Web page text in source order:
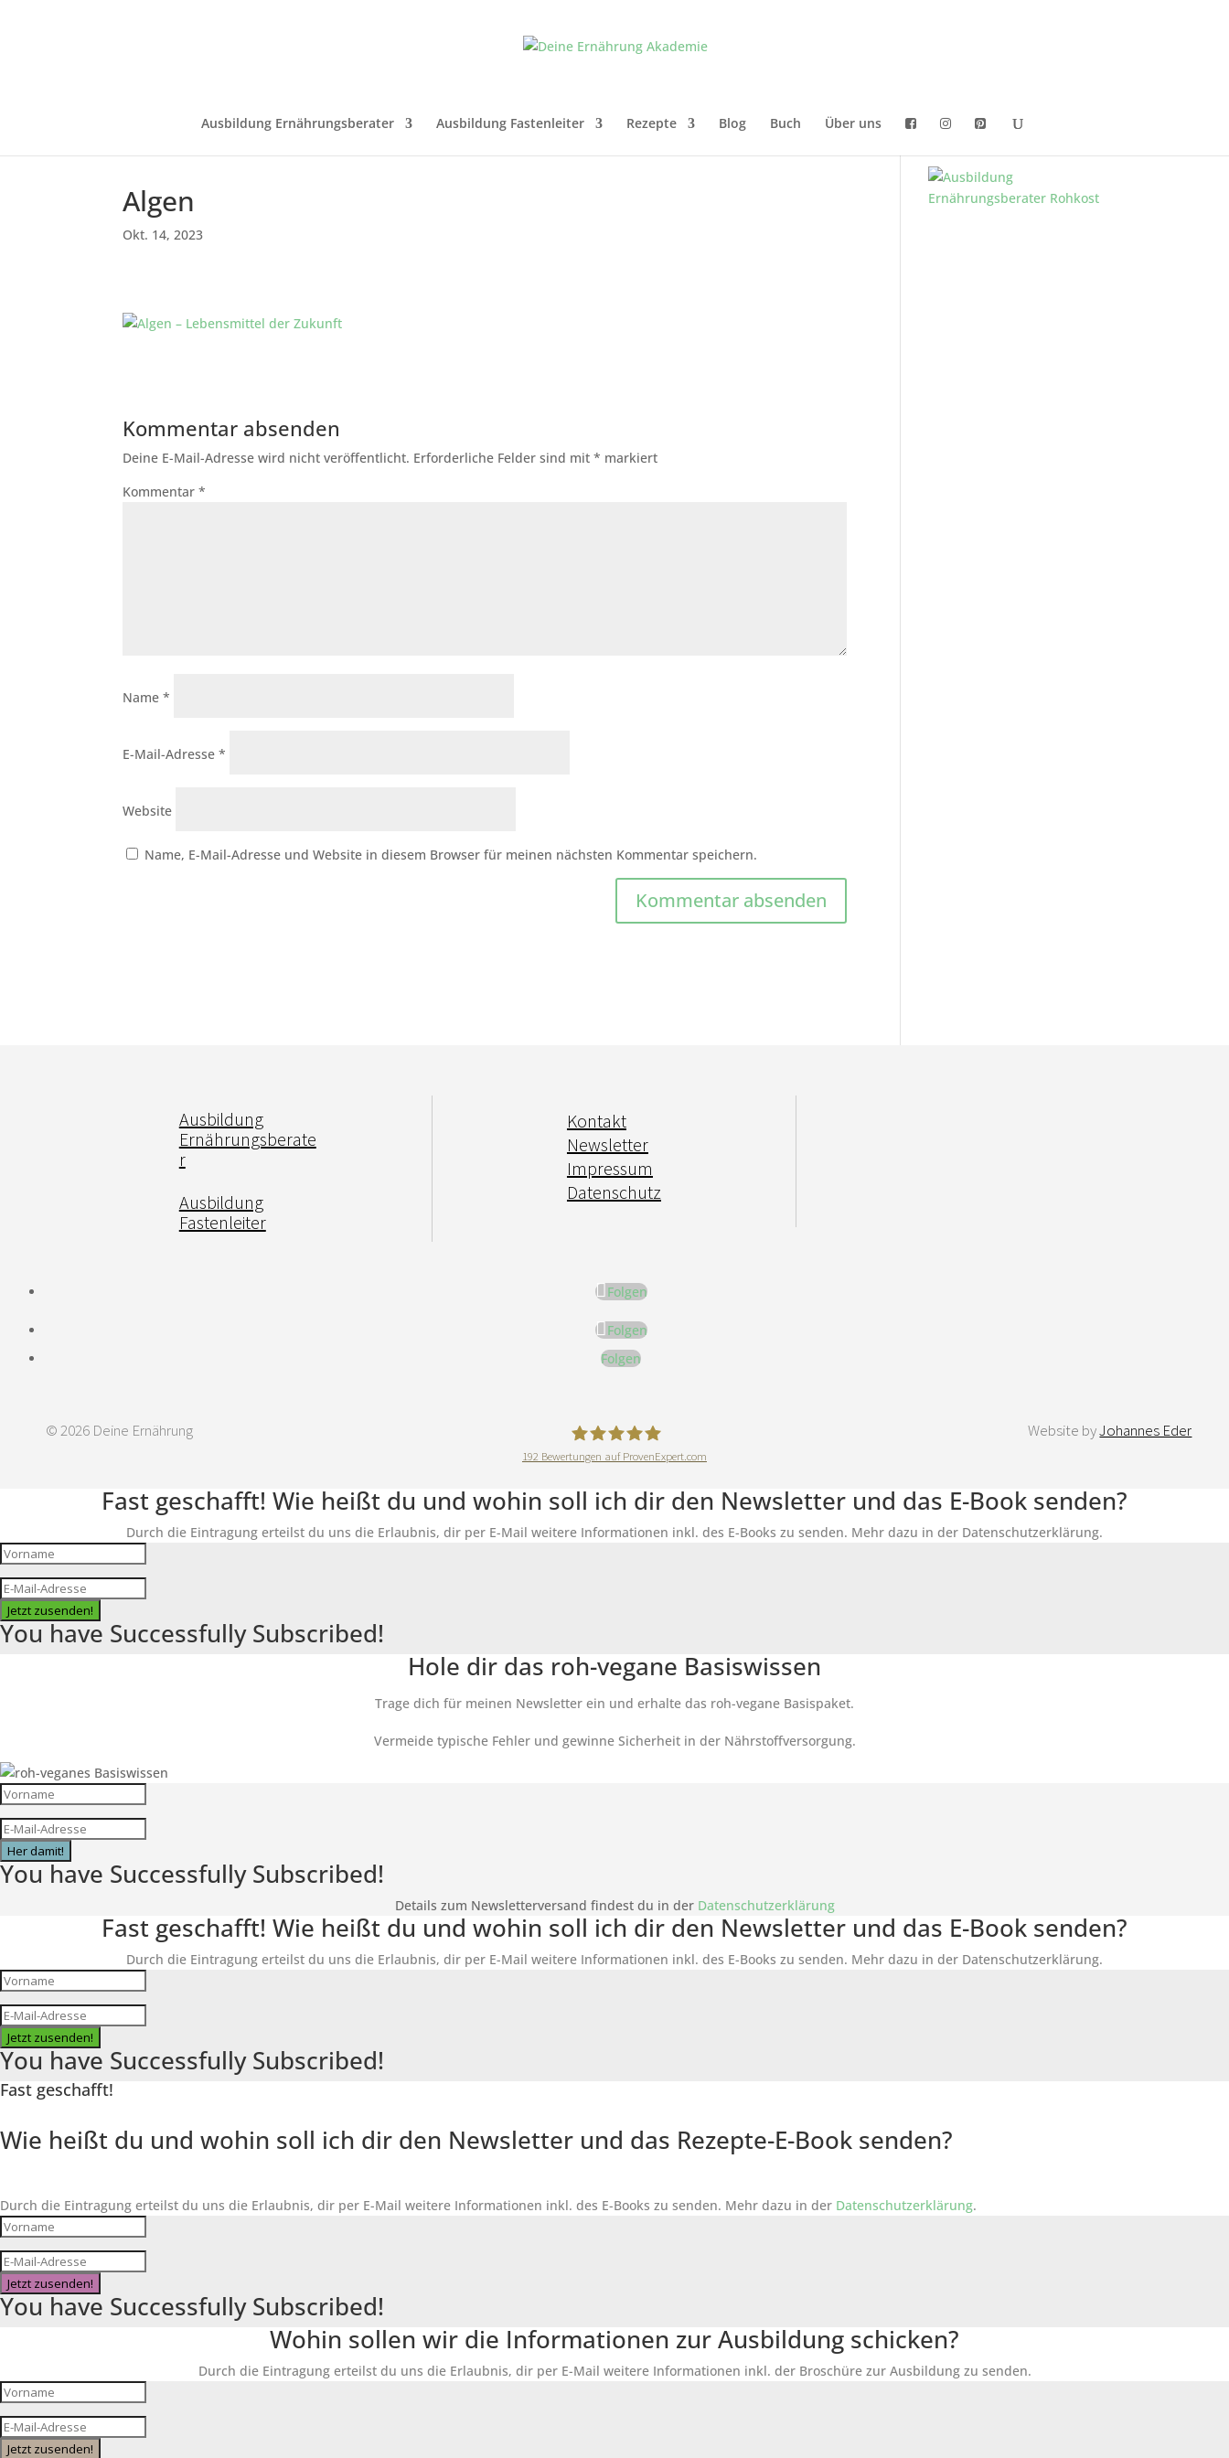
Ausbildung Ernährungsberater Ausbildung Fastenleiter Rezepte Blog Buch Über uns
Algen
Okt. 14, 2023
Kommentar absenden
Deine E-Mail-Adresse wird nicht veröffentlicht. Erforderliche Felder sind mit* markiert
Kommentar*
Name*
E-Mail-Adresse*
Website
Name, E-Mail-Adresse und Website in diesem Browser für meinen nächsten Kommentar speichern.
Ausbildung
Ernährungsberate
r
Ausbildung
Fastenleiter
Kontakt
Newsletter
Impressum
Datenschutz
Folgen
Folgen
Folgen
© 2026 Deine Ernährung
DeineErnährungAkademie
192 Bewertungen auf ProvenExpert.com
Website byJohannes Eder
Fast geschafft! Wie heißt du und wohin soll ich dir den Newsletter und das E-Book senden?
Durch die Eintragung erteilst du uns die Erlaubnis, dir per E-Mail weitere Informationen inkl. des E-Books zu senden. Mehr dazu in der Datenschutzerklärung.
Jetzt zusenden!
You have Successfully Subscribed!
Hole dir das roh-vegane Basiswissen
Trage dich für meinen Newsletter ein und erhalte das roh-vegane Basispaket.
Vermeide typische Fehler und gewinne Sicherheit in der Nährstoffversorgung.
Her damit!
You have Successfully Subscribed!
Details zum Newsletterversand findest du in der Datenschutzerklärung
Fast geschafft! Wie heißt du und wohin soll ich dir den Newsletter und das E-Book senden?
Durch die Eintragung erteilst du uns die Erlaubnis, dir per E-Mail weitere Informationen inkl. des E-Books zu senden. Mehr dazu in der Datenschutzerklärung.
Jetzt zusenden!
You have Successfully Subscribed!
Fast geschafft!
Wie heißt du und wohin soll ich dir den Newsletter und das Rezepte-E-Book senden?
Durch die Eintragung erteilst du uns die Erlaubnis, dir per E-Mail weitere Informationen inkl. des E-Books zu senden. Mehr dazu in der Datenschutzerklärung.
Jetzt zusenden!
You have Successfully Subscribed!
Wohin sollen wir die Informationen zur Ausbildung schicken?
Durch die Eintragung erteilst du uns die Erlaubnis, dir per E-Mail weitere Informationen inkl. der Broschüre zur Ausbildung zu senden.
Jetzt zusenden!